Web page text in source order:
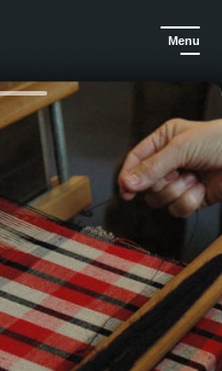
Menu
Demonstratie Kelsch maken